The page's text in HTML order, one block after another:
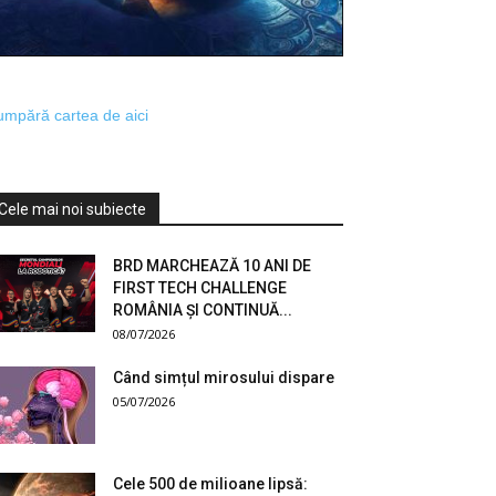
cartea de aici
mai noi subiecte
BRD MARCHEAZĂ 10 ANI DE
FIRST TECH CHALLENGE
ROMÂNIA ȘI CONTINUĂ...
08/07/2026
Când simțul mirosului dispare
05/07/2026
Cele 500 de milioane lipsă: